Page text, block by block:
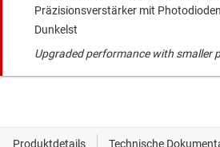
Präzisionsverstärker mit
Dunkelst
Upgraded performance with smaller